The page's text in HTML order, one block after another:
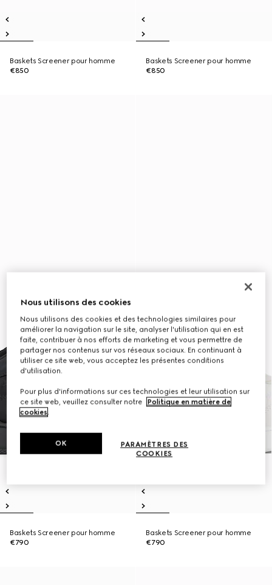
Baskets Screener pour homme
€850
Baskets Screener pour homme
€850
Baskets Screener pour homme
€790
Baskets Screener pour homme
€790
Nous utilisons des cookies
Nous utilisons des cookies et des technologies similaires pour
améliorer la navigation sur le site, analyser l'utilisation qui en est
faite, contribuer à nos efforts de marketing et vous permettre de
partager nos contenus sur vos réseaux sociaux. En continuant à
utiliser ce site web, vous acceptez les présentes conditions
d'utilisation.
Pour plus d'informations sur ces technologies et leur utilisation sur
ce site web, veuillez consulter notre
Politique en matière de
cookies.
PARAMÈTRES DES
COOKIES
OK